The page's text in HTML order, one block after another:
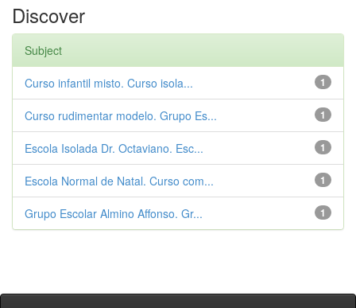
Discover
Subject
1
Curso infantil misto. Curso isola...
1
Curso rudimentar modelo. Grupo Es...
1
Escola Isolada Dr. Octaviano. Esc...
1
Escola Normal de Natal. Curso com...
1
Grupo Escolar Almino Affonso. Gr...